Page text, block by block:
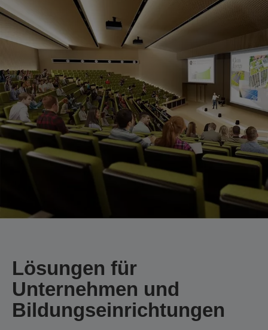
Lösungen für
Unternehmen und
Bildungseinrichtungen